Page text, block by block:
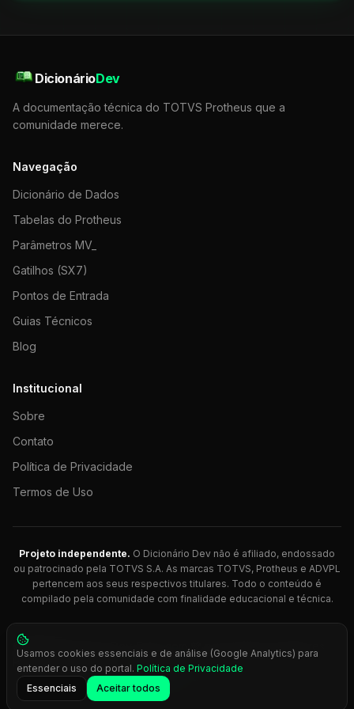
DicionárioDev
A documentação técnica do TOTVS Protheus que a
comunidade merece.
Navegação
Dicionário de Dados
Tabelas do Protheus
Parâmetros MV_
Gatilhos (SX7)
Pontos de Entrada
Guias Técnicos
Blog
Institucional
Sobre
Contato
Política de Privacidade
Termos de Uso
Projeto independente. O Dicionário Dev não é afiliado, endossado
ou patrocinado pela TOTVS S.A. As marcas TOTVS, Protheus e ADVPL
pertencem aos seus respectivos titulares. Todo o conteúdo é
compilado pela comunidade com finalidade educacional e técnica.
© 2026 Dicionário Dev. Feito com 💚 para desenvolvedores
Protheus.
Press Ctrl+K
Usamos cookies essenciais e de análise (Google Analytics) para
entender o uso do portal. Política de Privacidade
Essenciais
Aceitar todos